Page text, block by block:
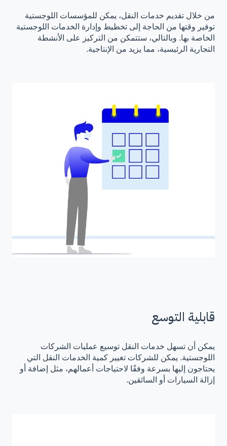
من خلال تقديم خدمات النقل، يمكن للمؤسسات اللوجستية
توفير وقتها من الحاجة إلى تخطيط وإدارة الخدمات اللوجستية
الخاصة بها. وبالتالي، ستتمكن من التركيز على الأنشطة
التجارية الرئيسية، مما يزيد من الإنتاجية.
قابلية التوسع
يمكن أن تسهل خدمات النقل توسيع عمليات الشركات
اللوجستية. يمكن للشركات تغيير كمية الخدمات النقل التي
يحتاجون إليها بسرعة وفقًا لاحتياجات أعمالهم، مثل إضافة أو
إزالة السيارات أو السائقين.